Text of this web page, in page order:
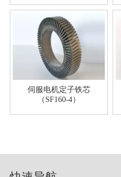
伺服电机定子铁芯
（SF160-4）